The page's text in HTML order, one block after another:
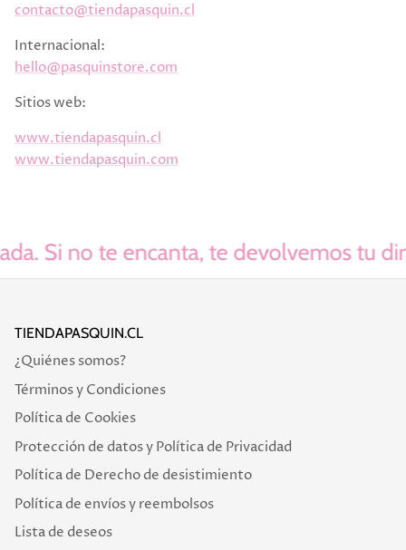
contacto@tiendapasquin.cl
Internacional:
hello@pasquinstore.com
Sitios web:
www.tiendapasquin.cl
www.tiendapasquin.com
Si no te encanta, te devolvemos tu
TIENDAPASQUIN.CL
¿Quiénes somos?
Términos y Condiciones
Política de Cookies
Protección de datos y Política de Privacidad
Política de Derecho de desistimiento
Política de envíos y reembolsos
Lista de deseos